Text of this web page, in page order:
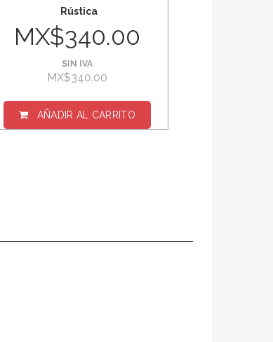
Rústica
MX$340.00
SIN IVA
MX$340.00
AÑADIR AL CARRITO